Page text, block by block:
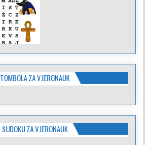
TOMBOLA ZA VJERONAUK
SUDOKU ZA VJERONAUK